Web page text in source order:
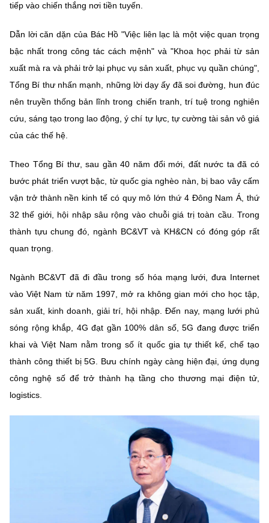
tiếp vào chiến thắng nơi tiền tuyến.
Dẫn lời căn dặn của Bác Hồ "Việc liên lạc là một việc quan trọng
bậc nhất trong công tác cách mệnh" và "Khoa học phải từ sản
xuất mà ra và phải trở lại phục vụ sản xuất, phục vụ quần chúng",
Tổng Bí thư nhấn mạnh, những lời dạy ấy đã soi đường, hun đúc
nên truyền thống bản lĩnh trong chiến tranh, trí tuệ trong nghiên
cứu, sáng tạo trong lao động, ý chí tự lực, tự cường tài sản vô giá
của các thế hệ.
Theo Tổng Bí thư, sau gần 40 năm đổi mới, đất nước ta đã có
bước phát triển vượt bậc, từ quốc gia nghèo nàn, bị bao vây cấm
vận trở thành nền kinh tế có quy mô lớn thứ 4 Đông Nam Á, thứ
32 thế giới, hội nhập sâu rộng vào chuỗi giá trị toàn cầu. Trong
thành tựu chung đó, ngành BC&VT và KH&CN có đóng góp rất
quan trọng.
Ngành BC&VT đã đi đầu trong số hóa mạng lưới, đưa Internet
vào Việt Nam từ năm 1997, mở ra không gian mới cho học tập,
sản xuất, kinh doanh, giải trí, hội nhập. Đến nay, mạng lưới phủ
sóng rộng khắp, 4G đạt gần 100% dân số, 5G đang được triển
khai và Việt Nam nằm trong số ít quốc gia tự thiết kế, chế tạo
thành công thiết bị 5G. Bưu chính ngày càng hiện đại, ứng dụng
công nghệ số để trở thành hạ tầng cho thương mại điện tử,
logistics.